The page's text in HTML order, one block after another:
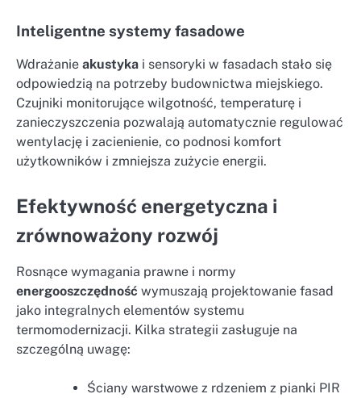
Inteligentne systemy fasadowe
Wdrażanie akustyka i sensoryki w fasadach stało się
odpowiedzią na potrzeby budownictwa miejskiego.
Czujniki monitorujące wilgotność, temperaturę i
zanieczyszczenia pozwalają automatycznie regulować
wentylację i zacienienie, co podnosi komfort
użytkowników i zmniejsza zużycie energii.
Efektywność energetyczna i
zrównoważony rozwój
Rosnące wymagania prawne i normy
energooszczędność wymuszają projektowanie fasad
jako integralnych elementów systemu
termomodernizacji. Kilka strategii zasługuje na
szczególną uwagę:
Ściany warstwowe z rdzeniem z pianki PIR